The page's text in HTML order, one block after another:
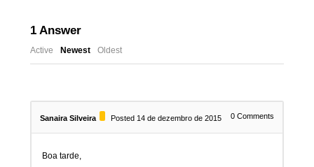
1Answer
Active Newest Oldest
Sanaira Silveira Posted 14 de dezembro de 2015 0 Comments
Boa tarde,